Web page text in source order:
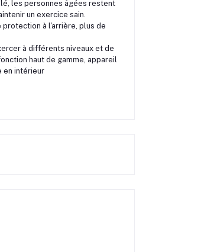
les personnes âgées restent
un exercice sain.
protection à l'arrière, plus de
à différents niveaux et de
haut de gamme, appareil
en intérieur